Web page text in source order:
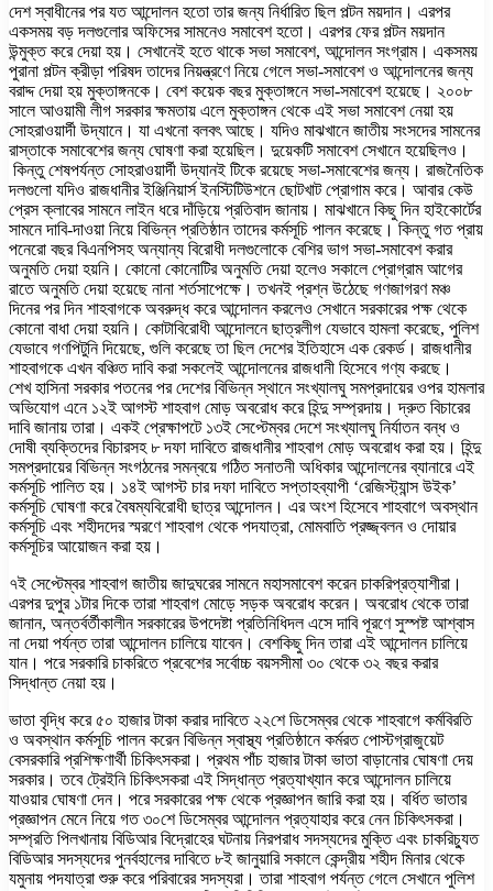
দেশ স্বাধীনের পর যত আন্দোলন হতো তার জন্য নির্ধারিত ছিল পল্টন ময়দান। এরপর
একসময় বড় দলগুলোর অফিসের সামনেও সমাবেশ হতো। এরপর ফের পল্টন ময়দান
উন্মুক্ত করে দেয়া হয়। সেখানেই হতে থাকে সভা সমাবেশ, আন্দোলন সংগ্রাম। একসময়
পুরানা পল্টন ক্রীড়া পরিষদ তাদের নিয়ন্ত্রণে নিয়ে গেলে সভা-সমাবেশ ও আন্দোলনের জন্য
বরাদ্দ দেয়া হয় মুক্তাঙ্গনকে। বেশ কয়েক বছর মুক্তাঙ্গনে সভা-সমাবেশ হয়েছে। ২০০৮
সালে আওয়ামী লীগ সরকার ক্ষমতায় এলে মুক্তাঙ্গন থেকে এই সভা সমাবেশ নেয়া হয়
সোহরাওয়ার্দী উদ্যানে। যা এখনো বলবৎ আছে। যদিও মাঝখানে জাতীয় সংসদের সামনের
রাস্তাকে সমাবেশের জন্য ঘোষণা করা হয়েছিল। দুয়েকটি সমাবেশ সেখানে হয়েছিলও।
কিন্তু শেষপর্যন্ত সোহরাওয়ার্দী উদ্যানই টিকে রয়েছে সভা-সমাবেশের জন্য। রাজনৈতিক
দলগুলো যদিও রাজধানীর ইঞ্জিনিয়ার্স ইনস্টিটিউশনে ছোটখাট প্রোগাম করে। আবার কেউ
প্রেস ক্লাবের সামনে লাইন ধরে দাঁড়িয়ে প্রতিবাদ জানায়। মাঝখানে কিছু দিন হাইকোর্টের
সামনে দাবি-দাওয়া নিয়ে বিভিন্ন প্রতিষ্ঠান তাদের কর্মসূচি পালন করেছে। কিন্তু গত প্রায়
পনেরো বছর বিএনপিসহ অন্যান্য বিরোধী দলগুলোকে বেশির ভাগ সভা-সমাবেশ করার
অনুমতি দেয়া হয়নি। কোনো কোনোটির অনুমতি দেয়া হলেও সকালে প্রোগ্রাম আগের
রাতে অনুমতি দেয়া হয়েছে নানা শর্তসাপেক্ষে। তখনই প্রশ্ন উঠেছে গণজাগরণ মঞ্চ
দিনের পর দিন শাহবাগকে অবরুদ্ধ করে আন্দোলন করলেও সেখানে সরকারের পক্ষ থেকে
কোনো বাধা দেয়া হয়নি। কোটাবিরোধী আন্দোলনে ছাত্রলীগ যেভাবে হামলা করেছে, পুলিশ
যেভাবে গণপিটুনি দিয়েছে, গুলি করেছে তা ছিল দেশের ইতিহাসে এক রেকর্ড। রাজধানীর
শাহবাগকে এখন বঞ্চিত দাবি করা সকলেই আন্দোলনের রাজধানী হিসেবে গণ্য করছে।
শেখ হাসিনা সরকার পতনের পর দেশের বিভিন্ন স্থানে সংখ্যালঘু সমপ্রদায়ের ওপর হামলার
অভিযোগ এনে ১২ই আগস্ট শাহবাগ মোড় অবরোধ করে হিন্দু সম্প্রদায়। দ্রুত বিচারের
দাবি জানায় তারা। একই প্রেক্ষাপটে ১৩ই সেপ্টেম্বর দেশে সংখ্যালঘু নির্যাতন বন্ধ ও
দোষী ব্যক্তিদের বিচারসহ ৮ দফা দাবিতে রাজধানীর শাহবাগ মোড় অবরোধ করা হয়। হিন্দু
সমপ্রদায়ের বিভিন্ন সংগঠনের সমন্বয়ে গঠিত সনাতনী অধিকার আন্দোলনের ব্যানারে এই
কর্মসূচি পালিত হয়। ১৪ই আগস্ট চার দফা দাবিতে সপ্তাহব্যাপী ‘রেজিস্ট্যান্স উইক’
কর্মসূচি ঘোষণা করে বৈষম্যবিরোধী ছাত্র আন্দোলন। এর অংশ হিসেবে শাহবাগে অবস্থান
কর্মসূচি এবং শহীদদের স্মরণে শাহবাগ থেকে পদযাত্রা, মোমবাতি প্রজ্জ্বলন ও দোয়ার
কর্মসূচির আয়োজন করা হয়।
৭ই সেপ্টেম্বর শাহবাগ জাতীয় জাদুঘরের সামনে মহাসমাবেশ করেন চাকরিপ্রত্যাশীরা।
এরপর দুপুর ১টার দিকে তারা শাহবাগ মোড়ে সড়ক অবরোধ করেন। অবরোধ থেকে তারা
জানান, অন্তর্বর্তীকালীন সরকারের উপদেষ্টা প্রতিনিধিদল এসে দাবি পূরণে সুস্পষ্ট আশ্বাস
না দেয়া পর্যন্ত তারা আন্দোলন চালিয়ে যাবেন। বেশকিছু দিন তারা এই আন্দোলন চালিয়ে
যান। পরে সরকারি চাকরিতে প্রবেশের সর্বোচ্চ বয়সসীমা ৩০ থেকে ৩২ বছর করার
সিদ্ধান্ত নেয়া হয়।
ভাতা বৃদ্ধি করে ৫০ হাজার টাকা করার দাবিতে ২২শে ডিসেম্বর থেকে শাহবাগে কর্মবিরতি
ও অবস্থান কর্মসূচি পালন করেন বিভিন্ন স্বাস্থ্য প্রতিষ্ঠানে কর্মরত পোস্টগ্রাজুয়েট
বেসরকারি প্রশিক্ষণার্থী চিকিৎসকরা। প্রথম পাঁচ হাজার টাকা ভাতা বাড়ানোর ঘোষণা দেয়
সরকার। তবে ট্রেইনি চিকিৎসকরা এই সিদ্ধান্ত প্রত্যাখ্যান করে আন্দোলন চালিয়ে
যাওয়ার ঘোষণা দেন। পরে সরকারের পক্ষ থেকে প্রজ্ঞাপন জারি করা হয়। বর্ধিত ভাতার
প্রজ্ঞাপন মেনে নিয়ে গত ৩০শে ডিসেম্বর আন্দোলন প্রত্যাহার করে নেন চিকিৎসকরা।
সম্প্রতি পিলখানায় বিডিআর বিদ্রোহের ঘটনায় নিরপরাধ সদস্যদের মুক্তি এবং চাকরিচ্যুত
বিডিআর সদস্যদের পুনর্বহালের দাবিতে ৮ই জানুয়ারি সকালে কেন্দ্রীয় শহীদ মিনার থেকে
যমুনায় পদযাত্রা শুরু করে পরিবারের সদস্যরা। তারা শাহবাগ পর্যন্ত গেলে সেখানে পুলিশ